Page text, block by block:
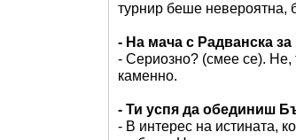
турнир беше невероятна,
- На мача с Радванска
- Сериозно? (смее се). Не,
каменно.
- Ти успя да обединиш
- В интерес на истината,